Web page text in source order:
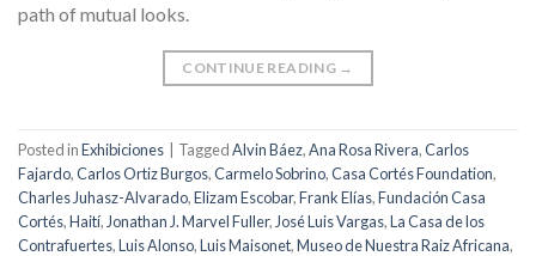
path of mutual looks.
CONTINUE READING →
Posted inExhibiciones TaggedAlvin Báez,Ana Rosa Rivera,Carlos
Fajardo,Carlos Ortiz Burgos,Carmelo Sobrino,Casa Cortés Foundation,
Charles Juhasz-Alvarado,Elizam Escobar,Frank Elías,Fundación Casa
Cortés,Haití, Jonathan J. Marvel Fuller, José Luis Vargas,La Casa de los
Contrafuertes,Luis Alonso,Luis Maisonet,Museo de Nuestra Raiz Africana,